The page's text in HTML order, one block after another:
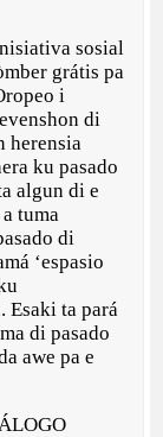
sosial
grátis pa
i
di
herensia
ku pasado
algun di e
tuma
di
‘espasio
Esaki ta pará
di pasado
awe pa e